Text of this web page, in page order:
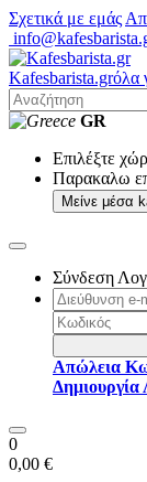
Σχετικά με εμάς
Kafesbarista.grόλα
GR
Επιλέξτε
Παρακαλω
Μείνε μέσα
Σύνδεση
Απώλεια
Δημιουργία
0
0,00 €